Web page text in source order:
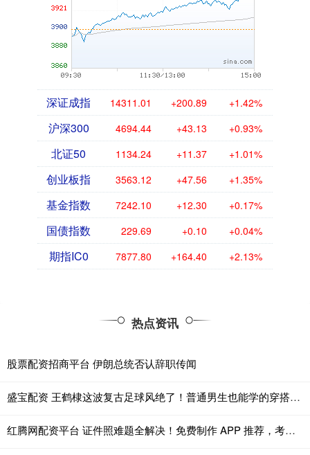
深证成指 14311.01 +200.89 +1.42%
沪深300 4694.44 +43.13 +0.93%
北证50 1134.24 +11.37 +1.01%
创业板指 3563.12 +47.56 +1.35%
基金指数 7242.10 +12.30 +0.17%
国债指数 229.69 +0.10 +0.04%
期指IC0 7877.80 +164.40 +2.13%
热点资讯
股票配资招商平台 伊朗总统否认辞职传闻
盛宝配资 王鹤棣这波复古足球风绝了！普通男生也能学的穿搭公式
红腾网配资平台 证件照难题全解决！免费制作 APP 推荐，考试照 + 签证照一键生成零返工